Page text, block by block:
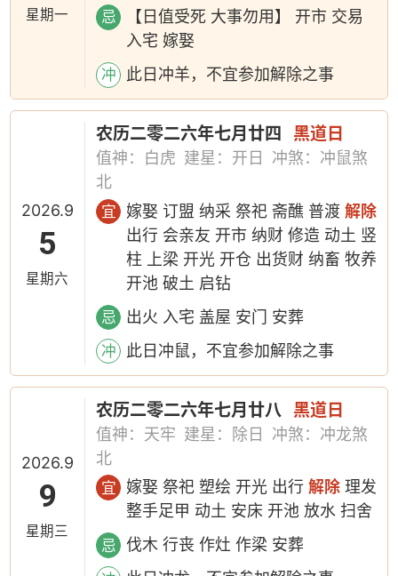
星期一 忌
【日值受死 大事勿用】 开市 交易
入宅 嫁娶
冲 此日冲羊，不宜参加解除之事
2026.9
5
星期六
农历二零二六年七月廿四 黑道日
值神：白虎 建星：开日
冲煞：冲鼠煞
北
宜 嫁娶 订盟 纳采 祭祀 斋醮 普渡解除
出行 会亲友 开市 纳财 修造 动土 竖
柱 上梁 开光 开仓 出货财 纳畜 牧养
开池 破土 启钻
忌 出火 入宅 盖屋 安门 安葬
冲 此日冲鼠，不宜参加解除之事
2026.9
9
星期三
农历二零二六年七月廿八 黑道日
值神：天牢 建星：除日
冲煞：冲龙煞
北
宜 嫁娶 祭祀 塑绘 开光 出行解除 理发
整手足甲 动土 安床 开池 放水 扫舍
忌 伐木 行丧 作灶 作梁 安葬